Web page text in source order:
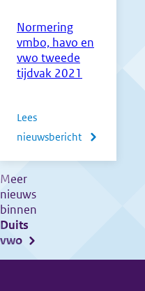
gaan
Normering
vmbo, havo en
vwo tweede
tijdvak 2021
Lees
nieuwsbericht
over
Meer
nieuws
binnen
Duits
vwo